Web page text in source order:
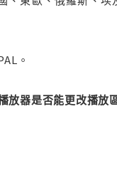
。
器是否能更改播放